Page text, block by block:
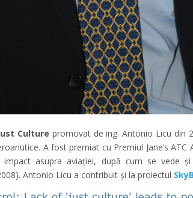
Culture promovat de ing. Antonio Licu din
A fost premiat cu Premiul Jane’s ATC
asupra aviației, după cum se vede
Antonio Licu a contribuit și la proiectul